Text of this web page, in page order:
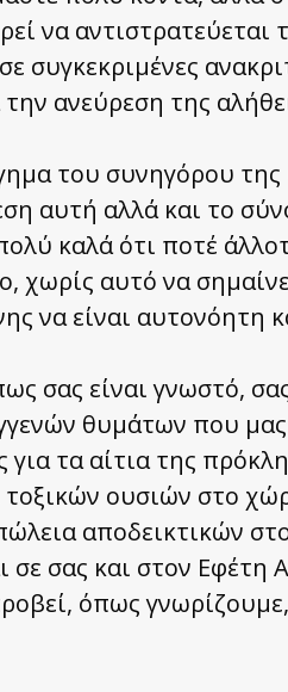
να αντιστρατεύεται
συγκεκριμένες
ανεύρεση της
του συνηγόρου
αυτή αλλά και το
καλά ότι ποτέ
χωρίς αυτό να
να είναι αυτονόητη
σας είναι γνωστό,
θυμάτων που
για τα αίτια της
ουσιών στο
αποδεικτικών
σε σας και στον Εφέτη
όπως